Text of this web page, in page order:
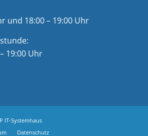
und 18:00 – 19:00 Uhr
19:00 Uhr
IT-Systemhaus
Datenschutz